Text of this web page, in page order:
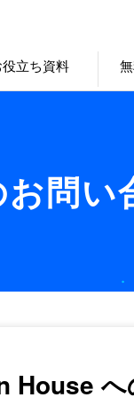
役立ち資料
お問い
House